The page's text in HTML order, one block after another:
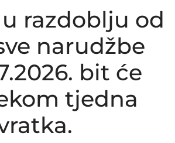
razdoblju od
narudžbe
bit će
tjedna
SKU:
8-1-43/ob/s
Stanje:
Novo |
Dostupno uz
60,00€
48,00 ex VAT
- +